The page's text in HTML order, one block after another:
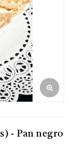
- Pan negro